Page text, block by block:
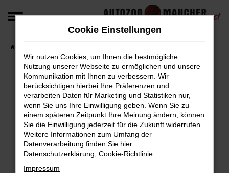
Zum
Fehler: Network Error
Beim Laden ist ein Fehler aufgetreten.
Hier sind ein paar Tipps, die dir helfen können:
Überprüfe deine Firewall und deine
Internetverbindung.
Laden andere Webseiten, zum Beispiel deine
Cookie Einstellungen
Wir nutzen Cookies, um Ihnen die bestmögliche
Nutzung unserer Webseite zu ermöglichen und unsere
Kommunikation mit Ihnen zu verbessern. Wir
berücksichtigen hierbei Ihre Präferenzen und
verarbeiten Daten für Marketing und Statistiken nur,
wenn Sie uns Ihre Einwilligung geben. Wenn Sie zu
einem späteren Zeitpunkt Ihre Meinung ändern, können
Sie die Einwilligung jederzeit für die Zukunft widerrufen.
Weitere Informationen zum Umfang der
Datenverarbeitung finden Sie hier:
Datenschutzerklärung Cookie-Richtlinie
Impressum